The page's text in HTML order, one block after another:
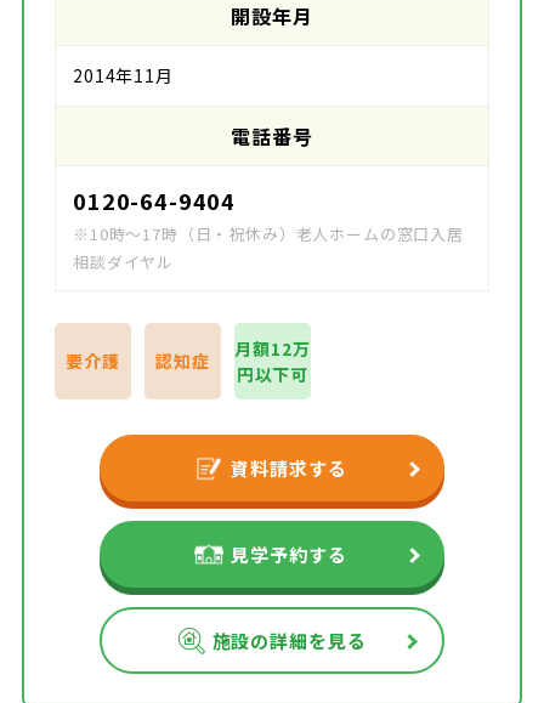
開設年月
2014年11月
電話番号
0120-64-9404
※10時～17時（日・祝休み）老人ホームの窓口入居
相談ダイヤル
要介護 認知症
月額12万
円以下可
資料請求する
見学予約する
施設の詳細を見る